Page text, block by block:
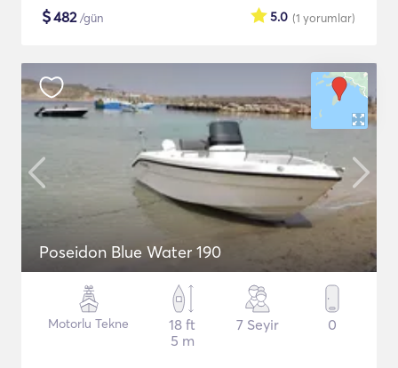
$482/gün (1 yorumlar)
5.0
Poseidon Blue Water 190
Motorlu Tekne
18 ft
5 m
7 Seyir 0